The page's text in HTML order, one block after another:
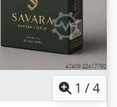
vytápěním •
řízení viskozity
• Kontrolní
výrobu vysoce
zpracování •
pro spolehlivou a
odběru - Lze
1 /4